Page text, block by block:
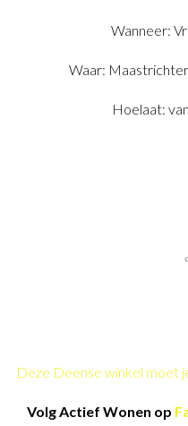
Wanneer:
Waar:
Hoelaat:
Deze Deense winkel moet
Volg Actief Wonen op